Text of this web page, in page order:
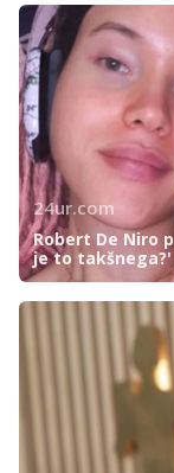
24ur.com
Robert De Niro
je to takšnega?'